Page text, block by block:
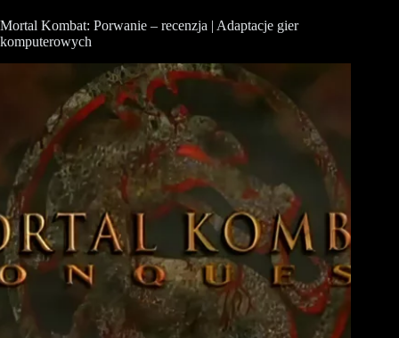
Mortal Kombat: Porwanie – recenzja | Adaptacje gier
komputerowych